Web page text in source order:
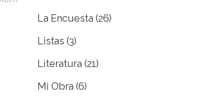
La Encuesta (26)
Listas (3)
Literatura (21)
Mi Obra (6)